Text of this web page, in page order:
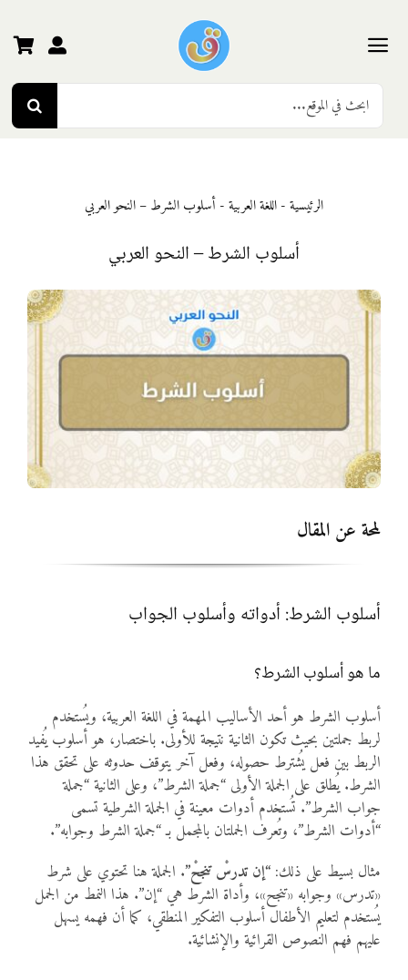
content
Toggle
Navigation
الرئيسية
المرحلة الثانية
المرحلة الثالثة
أنواع الموارد
الألعاب التفاعلية
Search
for:
الرئيسية-اللغة العربية-أسلوب الشرط – النحو العربي
أسلوب الشرط – النحو العربي
لمحة عن المقال
أسلوب الشرط: أدواته وأسلوب الجواب
ما هو أسلوب الشرط؟
أسلوب الشرط هو أحد الأساليب المهمة في اللغة العربية، ويُستخدم
لربط جملتين بحيث تكون الثانية نتيجة للأولى. باختصار، هو أسلوب يُفيد
الربط بين فعل يُشترط حصوله، وفعل آخر يتوقف حدوثه على تحقق هذا
الشرط. يُطلق على الجملة الأولى “جملة الشرط”، وعلى الثانية “جملة
جواب الشرط”. تُستخدم أدوات معينة في الجملة الشرطية تسمى
“أدوات الشرط”، وتُعرف الجملتان بالمجمل بـ “جملة الشرط وجوابه”.
مثال بسيط على ذلك: “إن تدرسْ تنجحْ”. الجملة هنا تحتوي على شرط
«تدرس» وجوابه «تنجح»، وأداة الشرط هي “إن”. هذا النمط من الجمل
يُستخدم لتعليم الأطفال أسلوب التفكير المنطقي، كما أن فهمه يسهل
عليهم فهم النصوص القرائية والإنشائية.